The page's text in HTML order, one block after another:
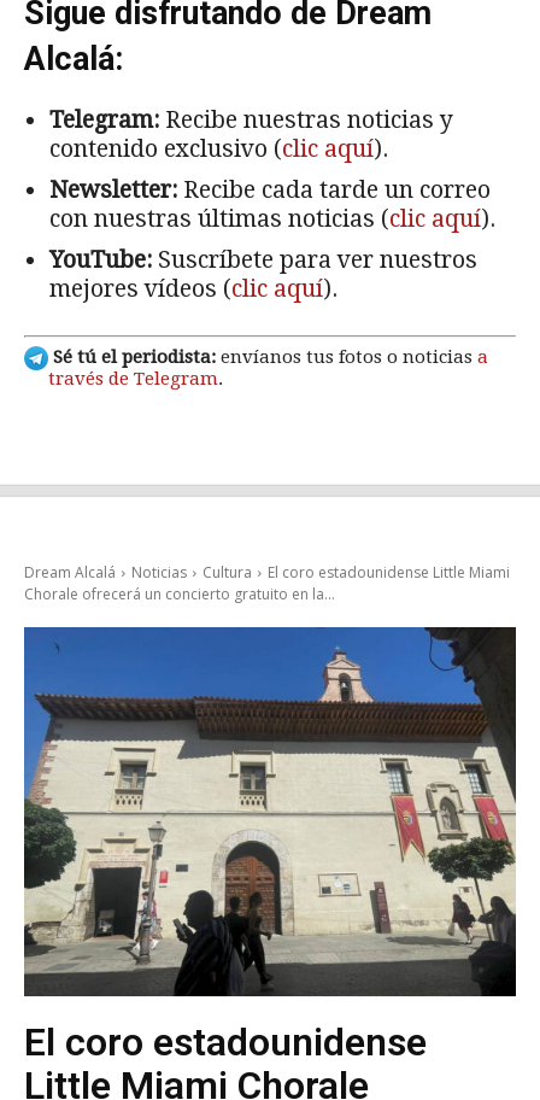
Sigue disfrutando de Dream
Alcalá:
Telegram: Recibe nuestras noticias y
contenido exclusivo (clic aquí).
Newsletter: Recibe cada tarde un correo
con nuestras últimas noticias (clic aquí).
YouTube: Suscríbete para ver nuestros
mejores vídeos (clic aquí).
Sé tú el periodista: envíanos tus fotos o noticias a
través de Telegram.